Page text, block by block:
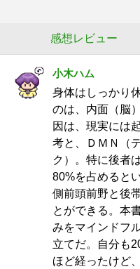
感想レビュー
小木ハム
身体はしっかり
のは、内面（脳
因は、現実には
考と、ＤＭＮ（
ク）。特に後者
80%を占めると
側前頭前野と後
とができる。本
みをマインドフ
立てだ。自分も
ほど経ったけど